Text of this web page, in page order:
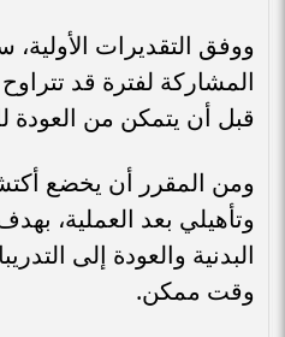
ووفق التقديرات الأولية،
المشاركة لفترة قد
قبل أن يتمكن من العودة
ومن المقرر أن يخضع
وتأهيلي بعد العملية،
البدنية والعودة إلى
وقت ممكن.